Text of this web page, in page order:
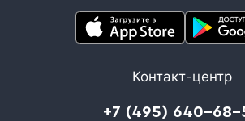
Контакт-центр
+7 (495) 640-68-